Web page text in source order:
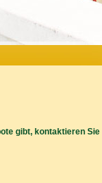
gibt, kontaktieren